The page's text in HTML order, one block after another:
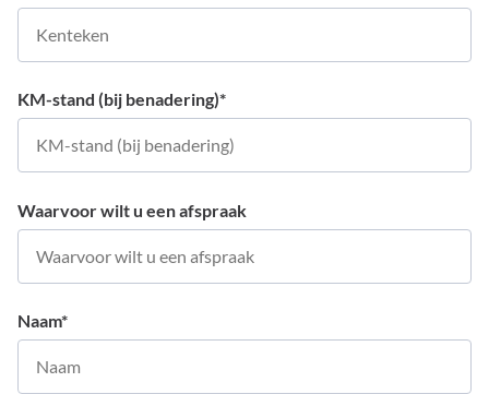
KM-stand (bij benadering)*
Waarvoor wilt u een afspraak
Naam*